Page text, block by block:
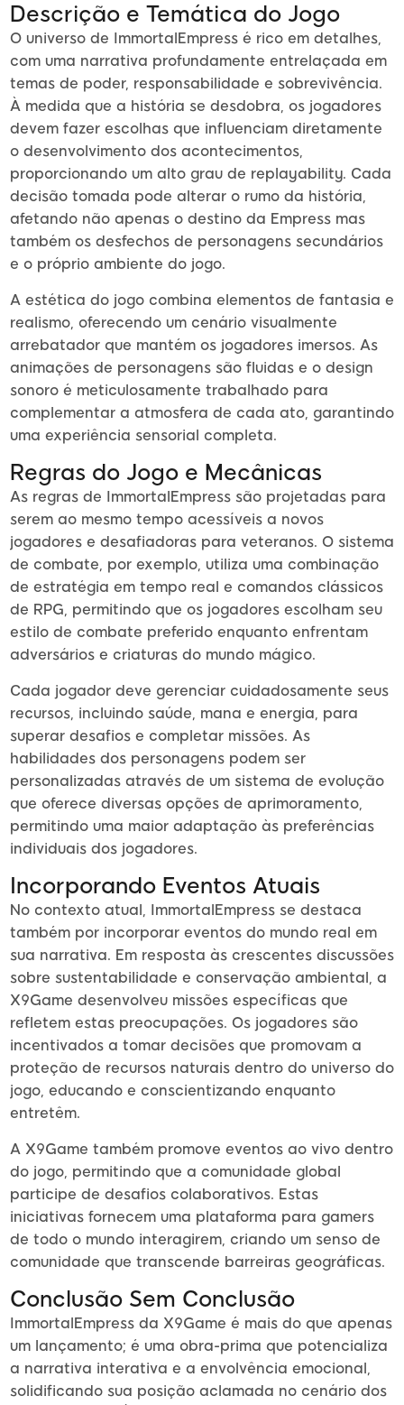
Descrição e Temática do Jogo
O universo de ImmortalEmpress é rico em detalhes,
com uma narrativa profundamente entrelaçada em
temas de poder, responsabilidade e sobrevivência.
À medida que a história se desdobra, os jogadores
devem fazer escolhas que influenciam diretamente
o desenvolvimento dos acontecimentos,
proporcionando um alto grau de replayability. Cada
decisão tomada pode alterar o rumo da história,
afetando não apenas o destino da Empress mas
também os desfechos de personagens secundários
e o próprio ambiente do jogo.
A estética do jogo combina elementos de fantasia e
realismo, oferecendo um cenário visualmente
arrebatador que mantém os jogadores imersos. As
animações de personagens são fluidas e o design
sonoro é meticulosamente trabalhado para
complementar a atmosfera de cada ato, garantindo
uma experiência sensorial completa.
Regras do Jogo e Mecânicas
As regras de ImmortalEmpress são projetadas para
serem ao mesmo tempo acessíveis a novos
jogadores e desafiadoras para veteranos. O sistema
de combate, por exemplo, utiliza uma combinação
de estratégia em tempo real e comandos clássicos
de RPG, permitindo que os jogadores escolham seu
estilo de combate preferido enquanto enfrentam
adversários e criaturas do mundo mágico.
Cada jogador deve gerenciar cuidadosamente seus
recursos, incluindo saúde, mana e energia, para
superar desafios e completar missões. As
habilidades dos personagens podem ser
personalizadas através de um sistema de evolução
que oferece diversas opções de aprimoramento,
permitindo uma maior adaptação às preferências
individuais dos jogadores.
Incorporando Eventos Atuais
No contexto atual, ImmortalEmpress se destaca
também por incorporar eventos do mundo real em
sua narrativa. Em resposta às crescentes discussões
sobre sustentabilidade e conservação ambiental, a
X9Game desenvolveu missões específicas que
refletem estas preocupações. Os jogadores são
incentivados a tomar decisões que promovam a
proteção de recursos naturais dentro do universo do
jogo, educando e conscientizando enquanto
entretêm.
A X9Game também promove eventos ao vivo dentro
do jogo, permitindo que a comunidade global
participe de desafios colaborativos. Estas
iniciativas fornecem uma plataforma para gamers
de todo o mundo interagirem, criando um senso de
comunidade que transcende barreiras geográficas.
Conclusão Sem Conclusão
ImmortalEmpress da X9Game é mais do que apenas
um lançamento; é uma obra-prima que potencializa
a narrativa interativa e a envolvência emocional,
solidificando sua posição aclamada no cenário dos